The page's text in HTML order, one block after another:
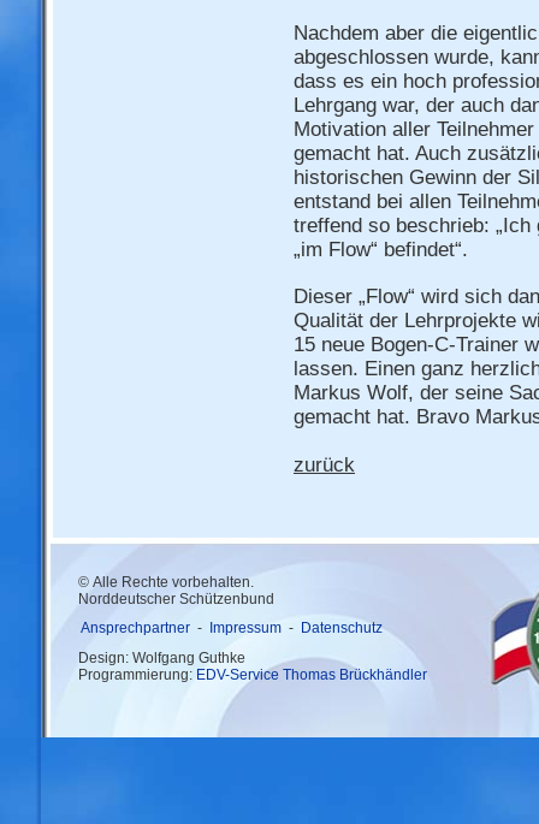
Nachdem aber die
abgeschlossen wurde,
dass es ein hoch
Lehrgang war, der auch
Motivation aller
gemacht hat. Auch
historischen Gewinn der
entstand bei allen
treffend so beschrieb:
„im Flow“ befindet“.
Dieser „Flow“ wird sich
Qualität der Lehrprojekte
15 neue Bogen-C-Trainer
lassen. Einen ganz
Markus Wolf, der seine
gemacht hat. Bravo
zurück
© Alle Rechte vorbehalten.
Norddeutscher Schützenbund
Ansprechpartner - Impressum - Datenschutz
Design: Wolfgang Guthke
Programmierung: EDV-Service Thomas Brückhändler